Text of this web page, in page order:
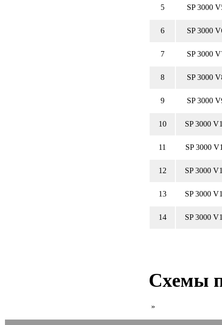
5 SP 3000
6 SP 3000
7 SP 3000
8 SP 3000
9 SP 3000
10 SP 3000
11 SP 3000
12 SP 3000
13 SP 3000
14 SP 3000
Схемы
»